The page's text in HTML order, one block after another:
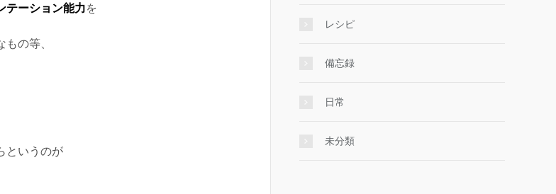
テーション能力を
もの等、
というのが
レシピ
備忘録
日常
未分類